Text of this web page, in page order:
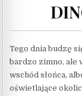
Tego dnia budzę
bardzo zimno, ale
wschód słońca,
oświetlające